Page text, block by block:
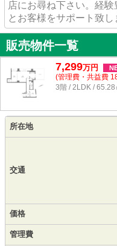
店にお尋ね下さい。経
とお客様をサポート致し
販売物件一覧
7,299万円
(管理費・共益費
3階 / 2LDK / 65.28
所在地
交通
価格
管理費